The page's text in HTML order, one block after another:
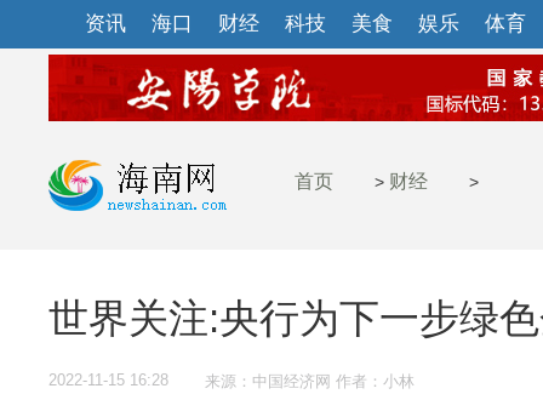
资讯 海口 财经 科技 美食 娱乐 体育
首页 > 财经 >
世界关注:央行为下一步绿
2022-11-15 16:28 来源：中国经济网 作者：小林